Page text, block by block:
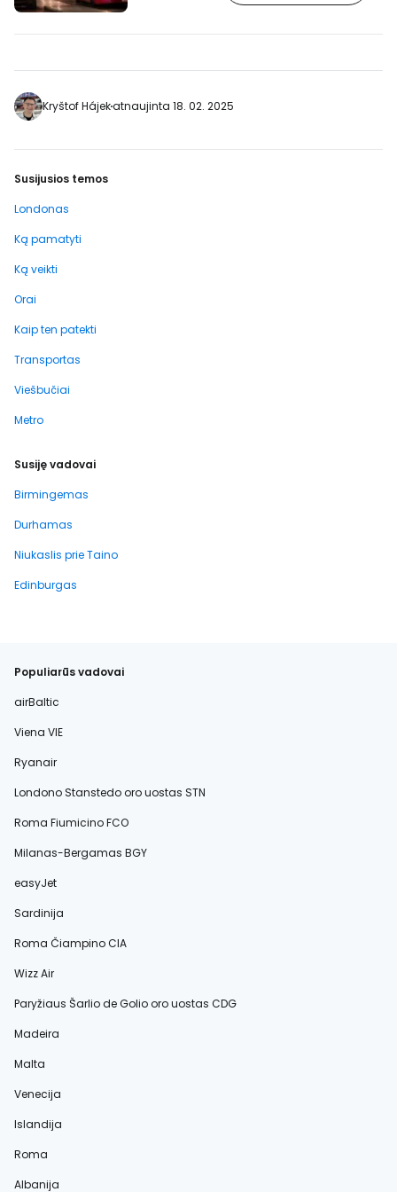
Oksfordo gatvė driekiasi per…
Kryštof Hájekatnaujinta 18. 02. 2025
Susijusios temos
Londonas
Ką pamatyti
Ką veikti
Orai
Kaip ten patekti
Transportas
Viešbučiai
Metro
Susiję vadovai
Birmingemas
Durhamas
Niukaslis prie Taino
Edinburgas
Populiarūs vadovai
airBaltic
Viena VIE
Ryanair
Londono Stanstedo oro uostas STN
Roma Fiumicino FCO
Milanas-Bergamas BGY
easyJet
Sardinija
Roma Čiampino CIA
Wizz Air
Paryžiaus Šarlio de Golio oro uostas CDG
Madeira
Malta
Venecija
Islandija
Roma
Albanija